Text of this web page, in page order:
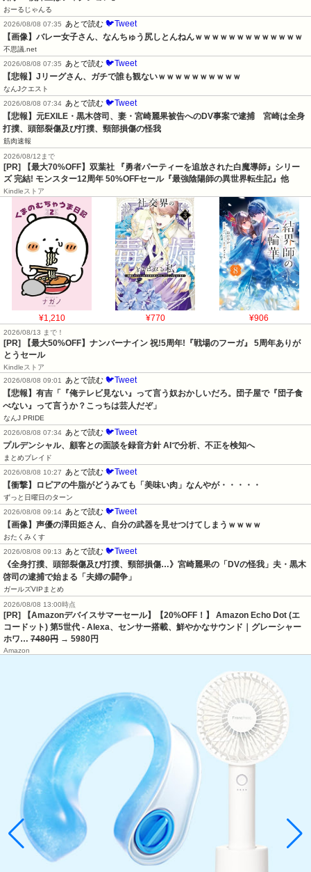
おーるじゃんる
2026/08/08 07:35
あとで読む 🐦Tweet
【画像】バレー女子さん、なんちゅう尻しとんねんｗｗｗｗｗｗｗｗｗｗｗｗｗ
不思議.net
2026/08/08 07:35
あとで読む 🐦Tweet
【悲報】Jリーグさん、ガチで誰も観ないｗｗｗｗｗｗｗｗｗｗ
なんJクエスト
2026/08/08 07:34 あとで読む 🐦Tweet
【悲報】元EXILE・黒木啓司、妻・宮崎麗果被告へのDV事案で逮捕　宮崎は全身
打撲、頭部裂傷及び打撲、頸部損傷の怪我
筋肉速報
2026/08/12まで
[PR] 【最大70%OFF】双葉社 『勇者パーティーを追放された白魔導師』シリー
ズ 完結! モンスター12周年 50%OFFセール『最強陰陽師の異世界転生記』他
Kindleストア
¥1,210 ¥770 ¥906
2026/08/13 まで！
[PR] 【最大50%OFF】ナンバーナイン 祝!5周年!『戦場のフーガ』 5周年ありが
とうセール
Kindleストア
2026/08/08 09:01
あとで読む 🐦Tweet
【悲報】有吉「『俺テレビ見ない』って言う奴おかしいだろ。団子屋で『団子食
べない』って言うか？こっちは芸人だぞ」
なんJ PRIDE
2026/08/08 07:34 あとで読む 🐦Tweet
プルデンシャル、顧客との面談を録音方針 AIで分析、不正を検知へ
まとめブレイド
2026/08/08 10:27
あとで読む 🐦Tweet
【衝撃】ロピアの牛脂がどうみても「美味い肉」なんやが・・・・・
ずっと日曜日のターン
2026/08/08 09:14 あとで読む 🐦Tweet
【画像】声優の澤田姫さん、自分の武器を見せつけてしまうｗｗｗｗ
おたくみくす
2026/08/08 09:13
あとで読む 🐦Tweet
《全身打撲、頭部裂傷及び打撲、頸部損傷…》宮崎麗果の「DVの怪我」夫・黒木
啓司の逮捕で始まる「夫婦の闘争」
ガールズVIPまとめ
2026/08/08 13:00時点
[PR] 【Amazonデバイスサマーセール】【20%OFF！】 Amazon Echo Dot (エ
コードット) 第5世代 - Alexa、センサー搭載、鮮やかなサウンド｜グレーシャー
ホワ… 7480円 → 5980円
Amazon